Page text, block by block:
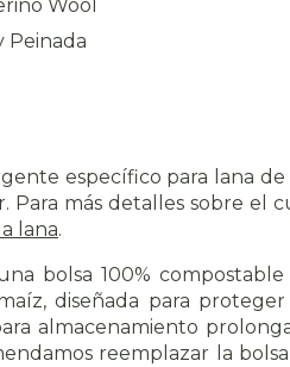
Wool
Peinada
específico para lana
Para más detalles sobre el
lana.
bolsa 100%
diseñada para
almacenamiento
reemplazar la